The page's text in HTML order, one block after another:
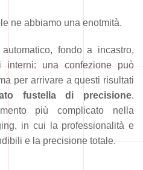
ne abbiamo una enotmità.
fondo a incastro,
interni: una confezione può
per arrivare a questi risultati
fustella di precisione.
più complicato nella
in cui la professionalità e
e la precisione totale.